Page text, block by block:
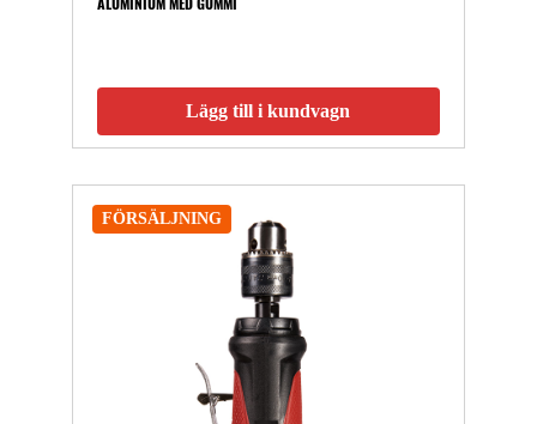
ALUMINIUM MED GUMMI
Lägg till i kundvagn
FÖRSÄLJNING